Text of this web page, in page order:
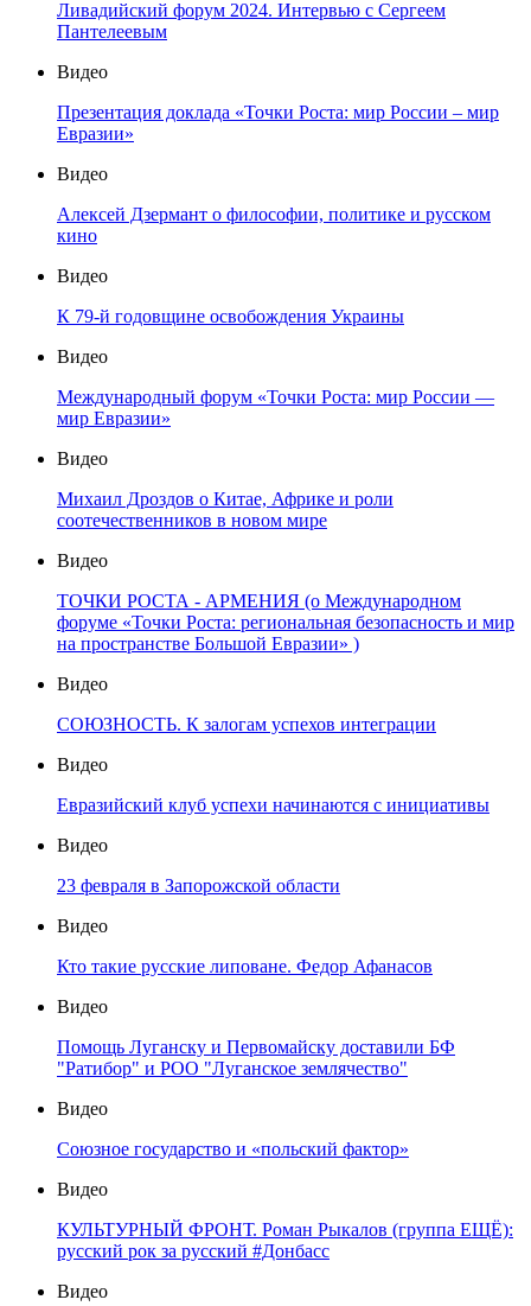
Ливадийский форум 2024. Интервью с Сергеем
Пантелеевым
Видео
Презентация доклада «Точки Роста: мир России – мир
Евразии»
Видео
Алексей Дзермант о философии, политике и русском
кино
Видео
К 79-й годовщине освобождения Украины
Видео
Международный форум «Точки Роста: мир России —
мир Евразии»
Видео
Михаил Дроздов о Китае, Африке и роли
соотечественников в новом мире
Видео
ТОЧКИ РОСТА - АРМЕНИЯ (о Международном
форуме «Точки Роста: региональная безопасность и мир
на пространстве Большой Евразии» )
Видео
СОЮЗНОСТЬ. К залогам успехов интеграции
Видео
Евразийский клуб успехи начинаются с инициативы
Видео
23 февраля в Запорожской области
Видео
Кто такие русские липоване. Федор Афанасов
Видео
Помощь Луганску и Первомайску доставили БФ
"Ратибор" и РОО "Луганское землячество"
Видео
Союзное государство и «польский фактор»
Видео
КУЛЬТУРНЫЙ ФРОНТ. Роман Рыкалов (группа ЕЩЁ):
русский рок за русский #Донбасс
Видео